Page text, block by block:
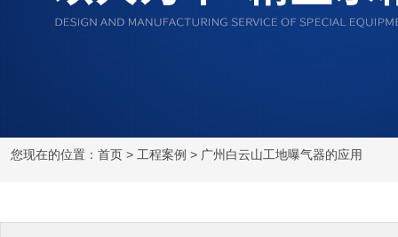
您现在的位置： 首页 > 工程案例 > 广州白云山工地曝气器的应用